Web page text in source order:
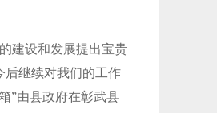
建设和发展提出宝贵
后继续对我们的工作
”由县政府在彰武县